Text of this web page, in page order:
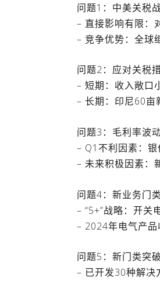
问题1：中美关税
– 直接影响有限：
– 竞争优势：全球
问题2：应对关税
– 短期：收入敞口
– 长期：印尼60
问题3：毛利率波
– Q1不利因素：银
– 未来积极因素：
问题4：新业务门类
– “5+”战略：开
– 2024年电气产
问题5：新门类突破
– 已开发30种解决